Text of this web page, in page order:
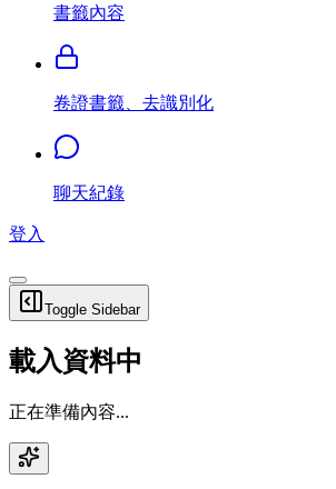
書籤內容
卷證書籤、去識別化
聊天紀錄
登入
Toggle Sidebar
載入資料中
正在準備內容...